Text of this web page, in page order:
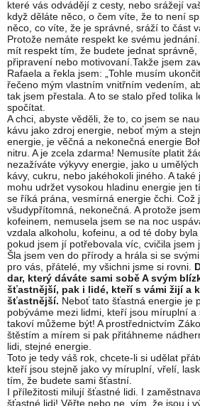
které vás odvádějí z cesty, nebo srážejí
když děláte něco, o čem víte, že to není
něco, co víte, že je správné, sráží to část
Protože nemáte respekt ke svému
mít respekt tím, že budete jednat
připravení nebo motivovaní.Takže jsem
Rafaela a řekla jsem: „Tohle musím
řečeno mým vlastním vnitřním vedením,
tak jsem přestala. A to se stalo před tolika
spočítat.
A chci, abyste věděli, že to, co jsem se
kávu jako zdroj energie, neboť mým a
energie, je věčná a nekonečná energie
nitru. A je zcela zdarma! Nemusíte platit
nezažíváte výkyvy energie, jako u
kávy, cukru, nebo jakéhokoli jiného. A
mohu udržet vysokou hladinu energie jen
se říká prána, vesmírná energie čchi. Což
všudypřítomná, nekonečná. A protože
kofeinem, nemusela jsem se na noc
vzdala alkoholu, kofeinu, a od té doby
pokud jsem jí potřebovala víc, cvičila jsem
Šla jsem ven do přírody a hrála si se
pro vás, přátelé, my všichni jsme si rovni.
dar, který dáváte sami sobě A svým
šťastnější, pak i lidé, kteří s vámi žijí a
šťastnější. Neboť tato šťastná energie je
pobýváme mezi lidmi, kteří jsou míruplní a
takoví můžeme být! A prostřednictvím
štěstím a mírem si pak přitáhneme
lidi, stejné energie.
Toto je tedy váš rok, chcete-li si udělat
kteří jsou stejně jako vy míruplní, vřelí,
tím, že budete sami šťastní.
I příležitosti milují šťastné lidi. I
šťastné lidi! Věřte nebo ne, vím, že jsou i